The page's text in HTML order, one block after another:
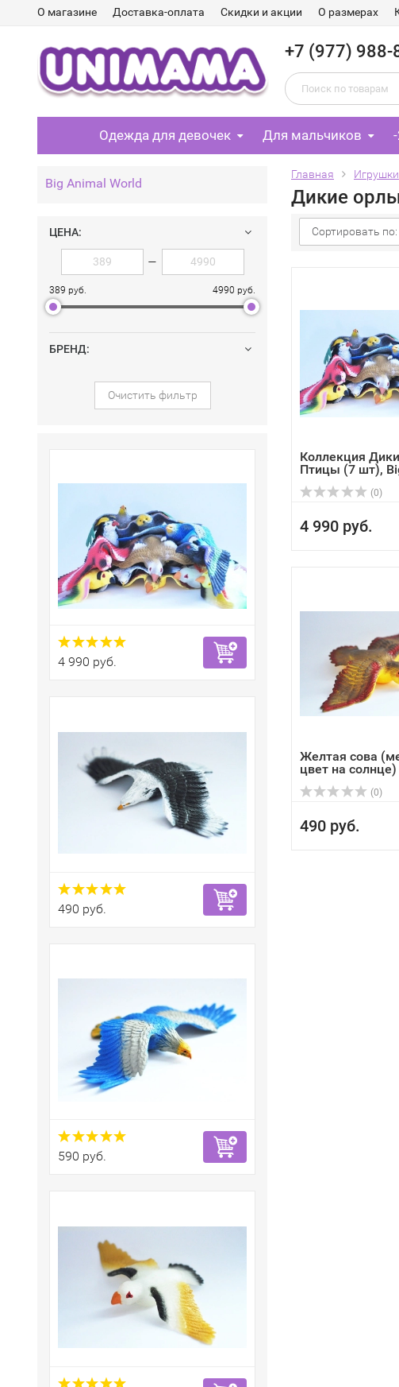
О магазине Доставка-оплата Скидки и акции О размерах
+7 (977) 988-
Одежда для девочек Для мальчиков
Big Animal World
ЦЕНА:
—
389 руб. 4990 руб.
БРЕНД:
Очистить фильтр
4 990 руб.
490 руб.
590 руб.
Главная Игрушки
Дикие
Сортировать по:
Коллекция
Птицы (7 шт),
(0)
4 990 руб.
Желтая сова
цвет на солнце)
(0)
490 руб.